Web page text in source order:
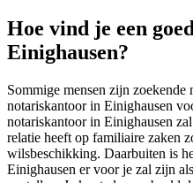
Hoe vind je een
Einighausen?
Sommige mensen zijn zoekende
notariskantoor in Einighausen
notariskantoor in Einighausen
relatie heeft op familiaire zaken
wilsbeschikking. Daarbuiten is
Einighausen er voor je zal zijn